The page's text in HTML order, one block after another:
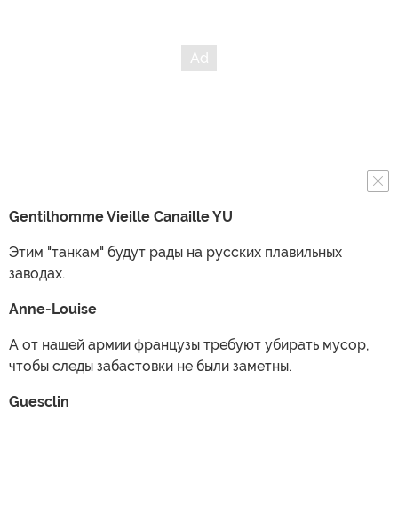
Gentilhomme Vieille Canaille YU
Этим "танкам" будут рады на русских плавильных
заводах.
Anne-Louise
А от нашей армии французы требуют убирать мусор,
чтобы следы забастовки не были заметны.
Guesclin